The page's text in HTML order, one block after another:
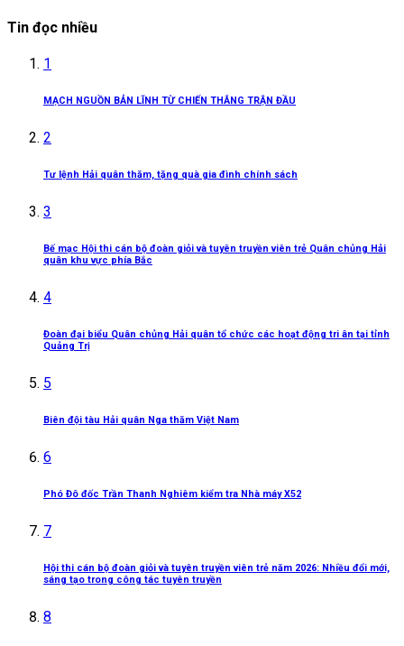
Tin đọc nhiều
1
MẠCH NGUỒN BẢN LĨNH TỪ CHIẾN THẮNG TRẬN ĐẦU
2
Tư lệnh Hải quân thăm, tặng quà gia đình chính sách
3
Bế mạc Hội thi cán bộ đoàn giỏi và tuyên truyền viên trẻ Quân chủng Hải
quân khu vực phía Bắc
4
Đoàn đại biểu Quân chủng Hải quân tổ chức các hoạt động tri ân tại tỉnh
Quảng Trị
5
Biên đội tàu Hải quân Nga thăm Việt Nam
6
Phó Đô đốc Trần Thanh Nghiêm kiểm tra Nhà máy X52
7
Hội thi cán bộ đoàn giỏi và tuyên truyền viên trẻ năm 2026: Nhiều đổi mới,
sáng tạo trong công tác tuyên truyền
8